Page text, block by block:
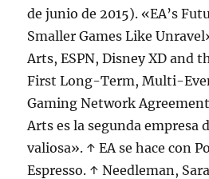
de junio de 2015). «EA’s
Smaller Games Like
Arts, ESPN, Disney XD and
First Long-Term, Multi-
Gaming Network
Arts es la segunda empresa
valiosa». ↑ EA se hace con
Espresso. ↑ Needleman,